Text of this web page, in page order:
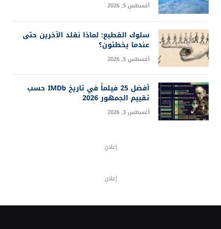
أغسطس 5, 2026
سلوك القطيع: لماذا نقلد الآخرين حتى
عندما يخطئون؟
أغسطس 5, 2026
أفضل 25 فيلماً في تاريخ IMDb حسب
تقييم الجمهور 2026
أغسطس 3, 2026
إعلان
إعلان